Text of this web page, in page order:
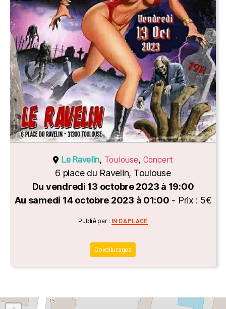
Le Ravelin, Toulouse, Concert
6 place du Ravelin, Toulouse
Du vendredi 13 octobre 2023 à 19:00
Au samedi 14 octobre 2023 à 01:00 - Prix : 5€
Catégories
Publié par : IN DA PLACE
Covoiturages